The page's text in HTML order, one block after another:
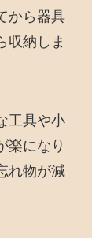
から器具
収納しま
工具や小
楽になり
れ物が減